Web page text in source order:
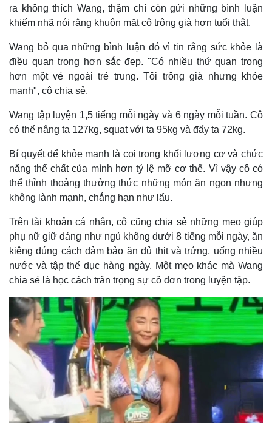
Thế giới
Quan sát
Cuộc sống đó đây
Hồ sơ
Multimedia
Video
Ảnh
E-Magazine
Infographic
ra không thích Wang, thậm chí còn gửi những bình luận
khiếm nhã nói rằng khuôn mặt cô trông già hơn tuổi thật.
Wang bỏ qua những bình luận đó vì tin rằng sức khỏe là
điều quan trọng hơn sắc đẹp. "Có nhiều thứ quan trọng
hơn một vẻ ngoài trẻ trung. Tôi trông già nhưng khỏe
mạnh", cô chia sẻ.
Wang tập luyện 1,5 tiếng mỗi ngày và 6 ngày mỗi tuần. Cô
có thể nâng tạ 127kg, squat với tạ 95kg và đẩy tạ 72kg.
Bí quyết để khỏe mạnh là coi trọng khối lượng cơ và chức
năng thể chất của mình hơn tỷ lệ mỡ cơ thể. Vì vậy cô có
thể thỉnh thoảng thưởng thức những món ăn ngon nhưng
không lành mạnh, chẳng hạn như lẩu.
Trên tài khoản cá nhân, cô cũng chia sẻ những mẹo giúp
phụ nữ giữ dáng như ngủ không dưới 8 tiếng mỗi ngày, ăn
kiêng đúng cách đảm bảo ăn đủ thịt và trứng, uống nhiều
nước và tập thể dục hàng ngày. Một mẹo khác mà Wang
chia sẻ là học cách trân trọng sự cô đơn trong luyện tập.